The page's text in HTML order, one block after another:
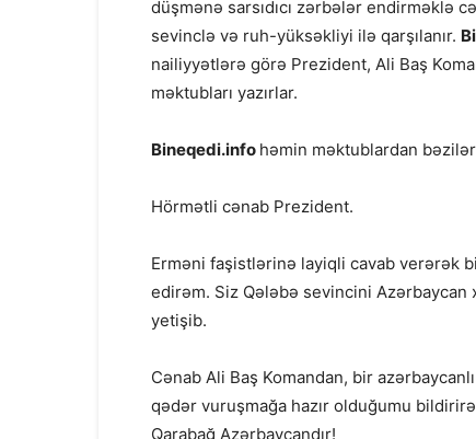
düşmənə sarsıdıcı zərbələr endirməklə
sevinclə və ruh-yüksəkliyi ilə qarşılanır.
nailiyyətlərə görə Prezident, Ali Baş
məktubları yazırlar.
Bineqedi.info həmin məktublardan
Hörmətli cənab Prezident.
Erməni faşistlərinə layiqli cavab verərək
edirəm. Siz Qələbə sevincini Azərbaycan
yetişib.
Cənab Ali Baş Komandan, bir
qədər vuruşmağa hazır olduğumu
Qarabağ Azərbaycandır!